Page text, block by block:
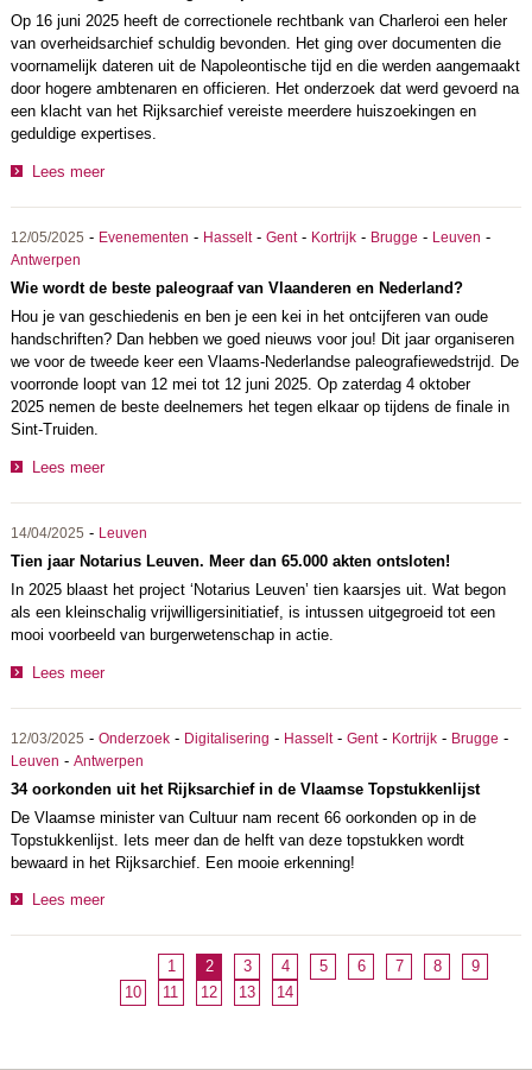
Op 16 juni 2025 heeft de correctionele rechtbank van Charleroi een heler
van overheidsarchief schuldig bevonden. Het ging over documenten die
voornamelijk dateren uit de Napoleontische tijd en die werden aangemaakt
door hogere ambtenaren en officieren. Het onderzoek dat werd gevoerd na
een klacht van het Rijksarchief vereiste meerdere huiszoekingen en
geduldige expertises.
Lees meer
12/05/2025 - Evenementen - Hasselt- Gent- Kortrijk- Brugge - Leuven -
Antwerpen
Wie wordt de beste paleograaf van Vlaanderen en Nederland?
Hou je van geschiedenis en ben je een kei in het ontcijferen van oude
handschriften? Dan hebben we goed nieuws voor jou! Dit jaar organiseren
we voor de tweede keer een Vlaams-Nederlandse paleografiewedstrijd. De
voorronde loopt van 12 mei tot 12 juni 2025. Op zaterdag 4 oktober
2025 nemen de beste deelnemers het tegen elkaar op tijdens de finale in
Sint-Truiden.
Lees meer
14/04/2025 - Leuven
Tien jaar Notarius Leuven. Meer dan 65.000 akten ontsloten!
In 2025 blaast het project ‘Notarius Leuven’ tien kaarsjes uit. Wat begon
als een kleinschalig vrijwilligersinitiatief, is intussen uitgegroeid tot een
mooi voorbeeld van burgerwetenschap in actie.
Lees meer
12/03/2025 - Onderzoek- Digitalisering - Hasselt- Gent- Kortrijk- Brugge -
Leuven - Antwerpen
34 oorkonden uit het Rijksarchief in de Vlaamse Topstukkenlijst
De Vlaamse minister van Cultuur nam recent 66 oorkonden op in de
Topstukkenlijst. Iets meer dan de helft van deze topstukken wordt
bewaard in het Rijksarchief. Een mooie erkenning!
Lees meer
1 2 3 4 5 6 7 8
9
10
11 12 13 14